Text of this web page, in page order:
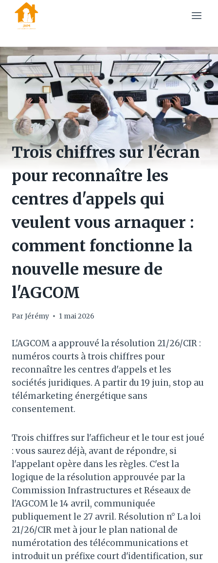
content
Trois chiffres sur l'écran
pour reconnaître les
centres d'appels qui
veulent vous arnaquer :
comment fonctionne la
nouvelle mesure de
l'AGCOM
Par Jérémy 1 mai 2026
L'AGCOM a approuvé la résolution 21/26/CIR :
numéros courts à trois chiffres pour
reconnaître les centres d'appels et les
sociétés juridiques. A partir du 19 juin, stop au
télémarketing énergétique sans
consentement.
Trois chiffres sur l'afficheur et le tour est joué
: vous saurez déjà, avant de répondre, si
l'appelant opère dans les règles. C'est la
logique de la résolution approuvée par la
Commission Infrastructures et Réseaux de
l'AGCOM le 14 avril, communiquée
publiquement le 27 avril. Résolution n° La loi
21/26/CIR met à jour le plan national de
numérotation des télécommunications et
introduit un préfixe court d'identification, sur